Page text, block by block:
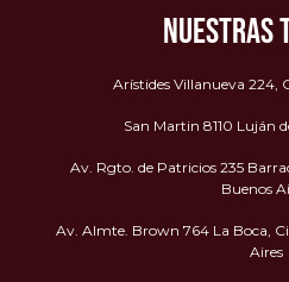
NUESTRAS
Arístides Villanueva 224,
San Martin 8110 Luján
Av. Rgto. de Patricios 235
Buenos
Av. Almte. Brown 764 La Boca,
Aires